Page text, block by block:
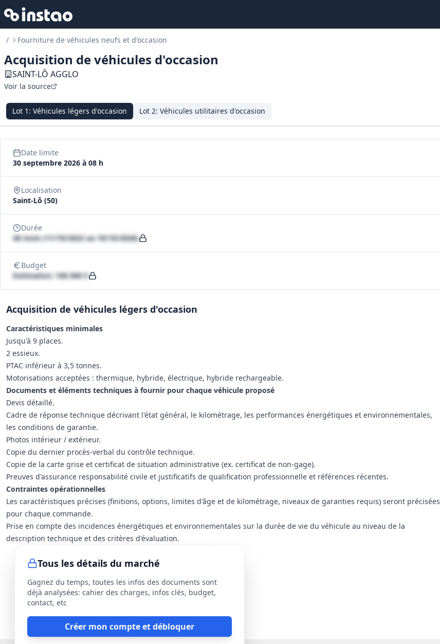
/ Fourniture de véhicules neufs et d'occasion
Acquisition de véhicules d'occasion
SAINT-LÔ AGGLO
Voir la source
Lot 1 : Véhicules légers d'occasion Lot 2: Véhicules utilitaires d'occasion
Date limite
30 septembre 2026 à 08 h
Localisation
Saint-Lô (50)
Durée
48 mois (11/10/2022 au 10/10/2026)
Budget
Estimation: 106 000 €
Acquisition de véhicules légers d'occasion
Caractéristiques minimales
Jusqu'à 9 places.
2 essieux.
PTAC inférieur à 3,5 tonnes.
Motorisations acceptées : thermique, hybride, électrique, hybride rechargeable.
Documents et éléments techniques à fournir pour chaque véhicule proposé
Devis détaillé.
Cadre de réponse technique décrivant l'état général, le kilométrage, les performances énergétiques et environnementales,
les conditions de garantie.
Photos intérieur / extérieur.
Copie du dernier procès-verbal du contrôle technique.
Copie de la carte grise et certificat de situation administrative (ex. certificat de non-gage).
Preuves d'assurance responsabilité civile et justificatifs de qualification professionnelle et références récentes.
Contraintes opérationnelles
Les caractéristiques précises (finitions, options, limites d'âge et de kilométrage, niveaux de garanties requis) seront précisées
pour chaque commande.
Prise en compte des incidences énergétiques et environnementales sur la durée de vie du véhicule au niveau de la
description technique et des critères d'évaluation.
Tous les détails du marché
Gagnez du temps, toutes les infos des documents sont
déjà analysées: cahier des charges, infos clés, budget,
contact, etc
Créer mon compte et débloquer